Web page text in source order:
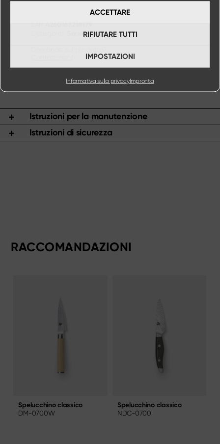
ACCETTARE
RIFIUTARE TUTTI
IMPOSTAZIONI
Informativa sulla privacyImpronta
Serie Comfort
Istruzioni per la manutenzione
Istruzioni di sicurezza
RACCOMANDAZIONI
Spelucchino classico
DM-0700W
Spelucchino classico
NDC-0700